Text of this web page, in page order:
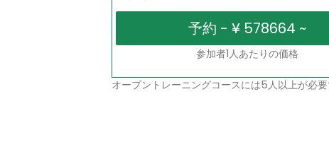
参加者1人あたりの価格
オープントレーニングコースには5人以上が必要